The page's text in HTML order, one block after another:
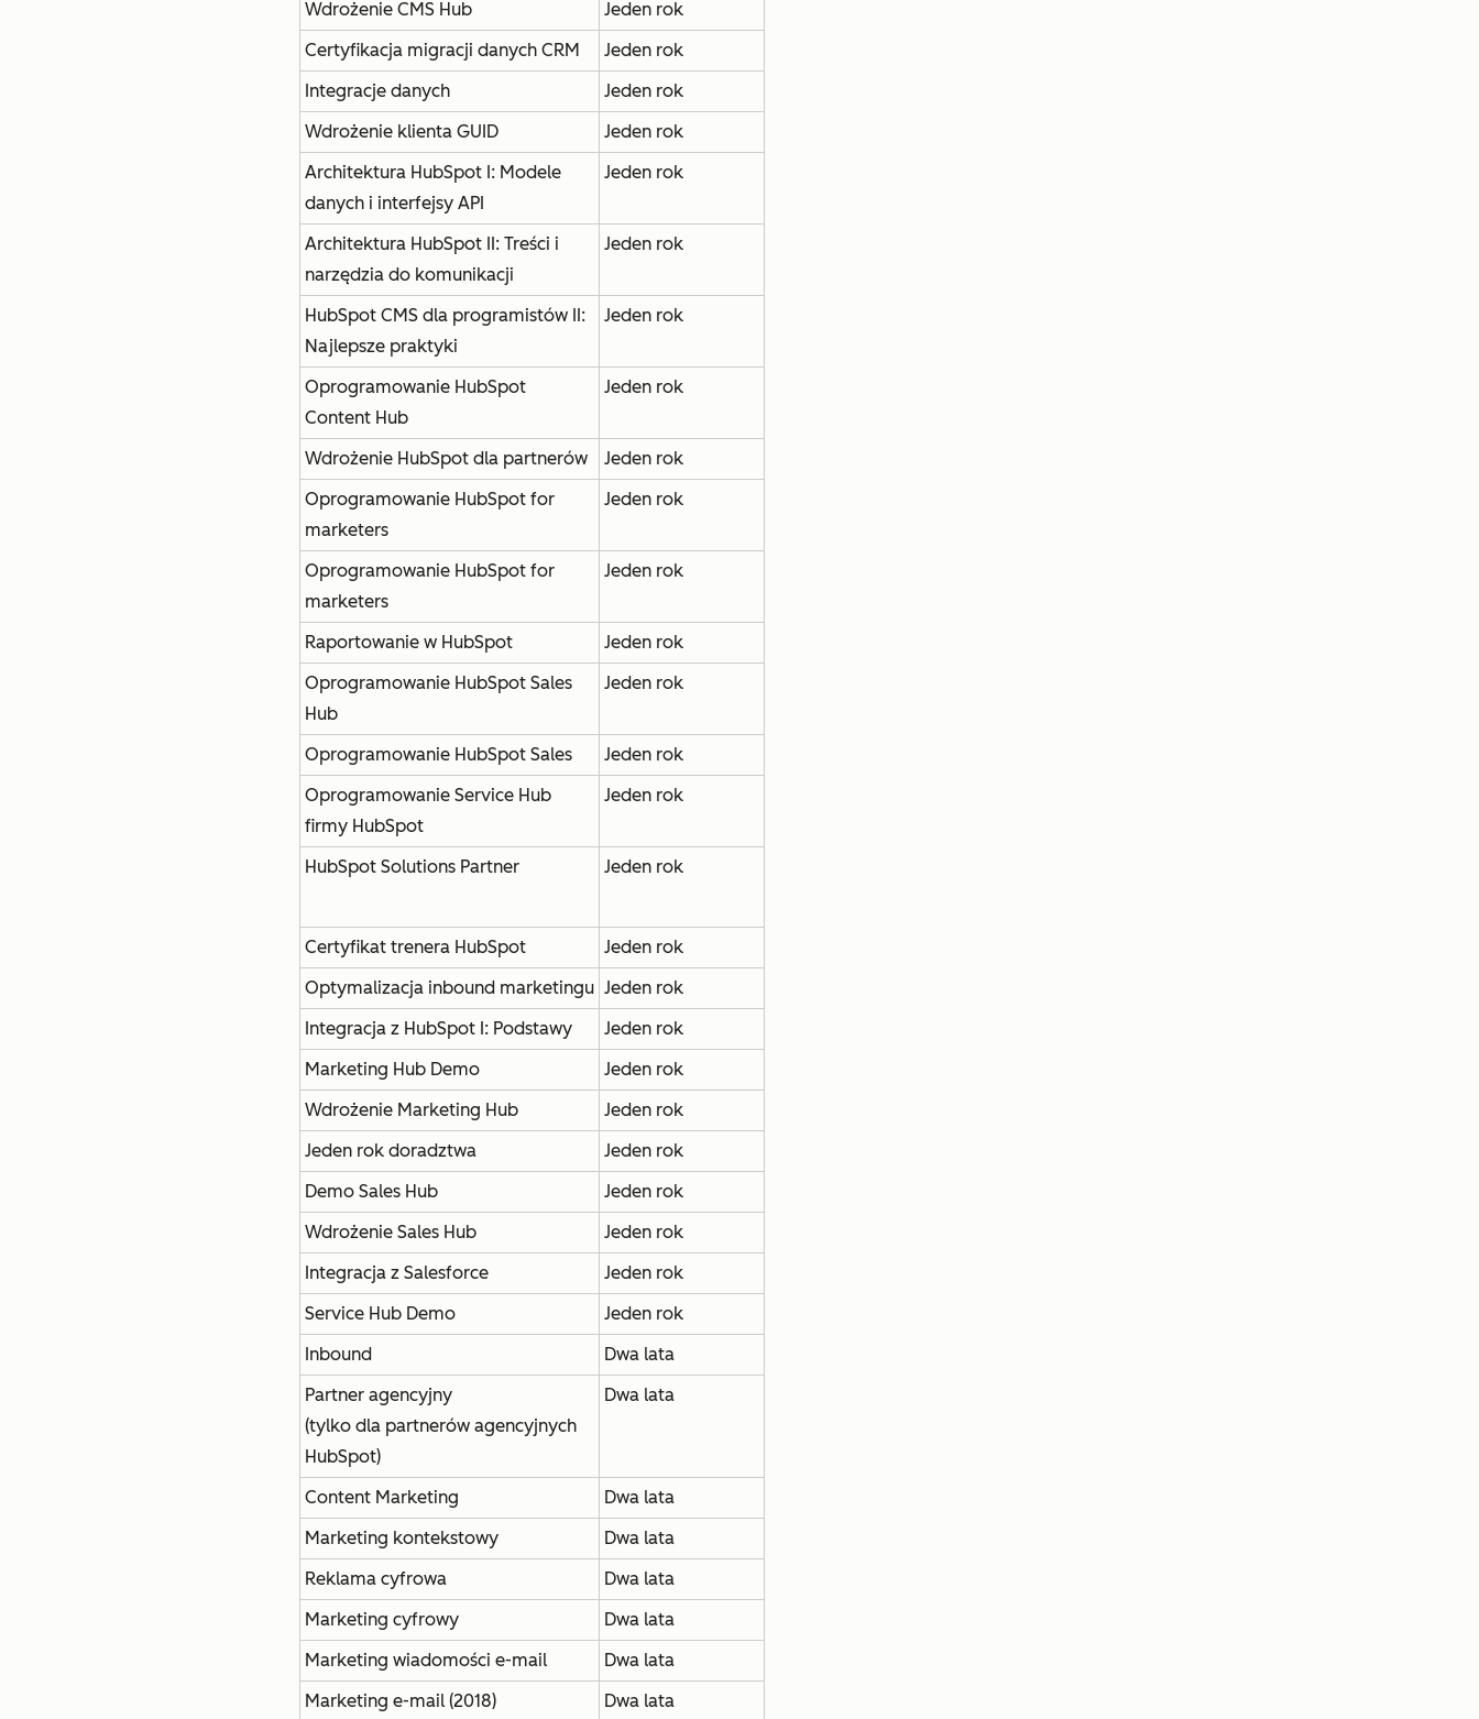
Wdrożenie CMS Hub
Jeden rok
Certyfikacja migracji danych CRM
Jeden rok
Integracje danych
Jeden rok
Wdrożenie klienta GUID
Jeden rok
Architektura HubSpot I: Modele
danych i interfejsy API
Jeden rok
Architektura HubSpot II: Treści i
narzędzia do komunikacji
Jeden rok
HubSpot CMS dla programistów II:
Najlepsze praktyki
Jeden rok
Oprogramowanie HubSpot
Content Hub
Jeden rok
Wdrożenie HubSpot dla partnerów
Jeden rok
Oprogramowanie HubSpot for
marketers
Jeden rok
Oprogramowanie HubSpot for
marketers
Jeden rok
Raportowanie w HubSpot
Jeden rok
Oprogramowanie HubSpot Sales
Hub
Jeden rok
Oprogramowanie HubSpot Sales
Jeden rok
Oprogramowanie Service Hub
firmy HubSpot
Jeden rok
HubSpot Solutions Partner Jeden rok
Certyfikat trenera HubSpot
Jeden rok
Optymalizacja inbound marketingu Jeden rok
Integracja z HubSpot I: Podstawy
Jeden rok
Marketing Hub Demo
Jeden rok
Wdrożenie Marketing Hub
Jeden rok
Jeden rok doradztwa
Jeden rok
Demo Sales Hub
Jeden rok
Wdrożenie Sales Hub
Jeden rok
Integracja z Salesforce
Jeden rok
Service Hub Demo
Jeden rok
Inbound
Dwa lata
Partner agencyjny
(tylko dla partnerów agencyjnych
HubSpot)
Dwa lata
Content Marketing
Dwa lata
Marketing kontekstowy
Dwa lata
Reklama cyfrowa
Dwa lata
Marketing cyfrowy
Dwa lata
Marketing wiadomości e-mail
Dwa lata
Marketing e-mail (2018)
Dwa lata